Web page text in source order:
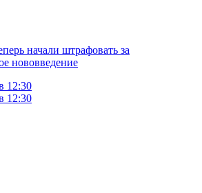
начали штрафовать за
нововведение
12:30
12:30